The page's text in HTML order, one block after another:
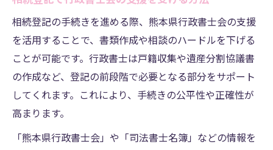
相続登記の手続きを進める際、熊本県行政書士会の支援
を活用することで、書類作成や相談のハードルを下げる
ことが可能です。行政書士は戸籍収集や遺産分割協議書
の作成など、登記の前段階で必要となる部分をサポート
してくれます。これにより、手続きの公平性や正確性が
高まります。
「熊本県行政書士会」や「司法書士名簿」などの情報を